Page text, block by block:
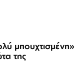
μπουχτισμένη»
της